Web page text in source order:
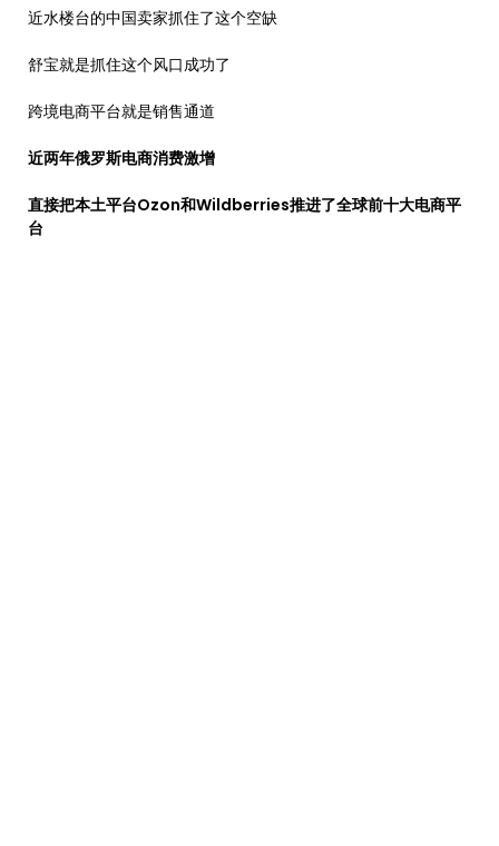
近水楼台的中国卖家抓住了这个空缺
舒宝就是抓住这个风口成功了
跨境电商平台就是销售通道
近两年俄罗斯电商消费激增
直接把本土平台Ozon和Wildberries推进了全球前十大电商平
台